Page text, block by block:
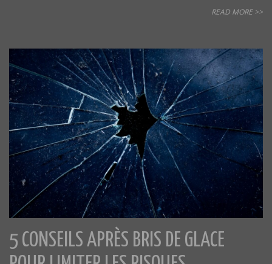
READ MORE >>
5 CONSEILS APRÈS BRIS DE GLACE